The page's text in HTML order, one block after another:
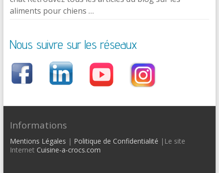
aliments pour chiens …
Nous suivre sur les réseaux
Informations
Mentions Légales | Politique de Confidentialité |Le site
Internet Cuisine-a-crocs.com